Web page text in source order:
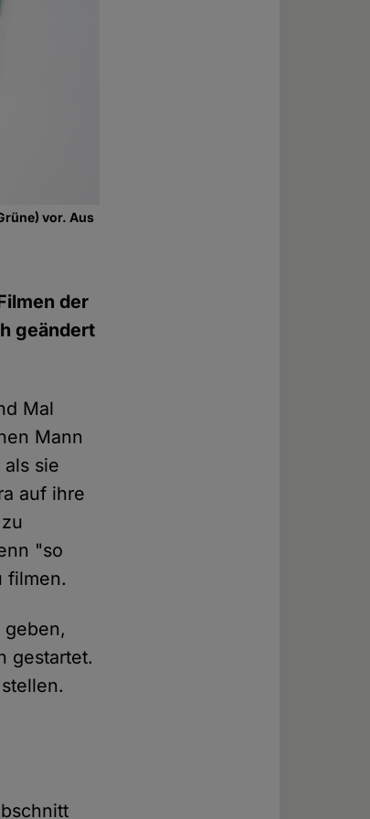
vor. Aus
der
geändert
Mal
Mann
sie
auf ihre
"so
filmen.
gestartet.